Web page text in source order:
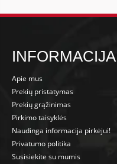
INFORMACIJA
Apie mus
Prekių pristatymas
Prekių grąžinimas
Pirkimo taisyklės
Naudinga informacija pirkėjui!
Privatumo politika
Susisiekite su mumis